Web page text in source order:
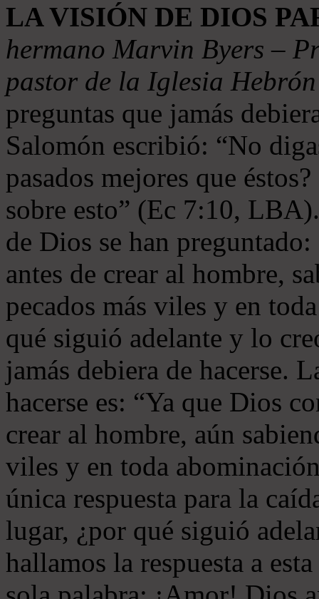
LA VISIÓN DE DIOS
hermano Marvin Byers –
pastor de la Iglesia
preguntas que jamás
Salomón escribió: “No
pasados mejores que
sobre esto” (Ec 7:10,
de Dios se han
antes de crear al hombre,
pecados más viles y en
qué siguió adelante y lo
jamás debiera de hacerse.
hacerse es: “Ya que Dios
crear al hombre, aún
viles y en toda
única respuesta para la
lugar, ¿por qué siguió
hallamos la respuesta a